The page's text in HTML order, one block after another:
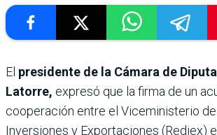
El presidente de la Cámara de
Latorre, expresó que la firma de un
cooperación entre el Viceministerio de
Inversiones y Exportaciones (Rediex)